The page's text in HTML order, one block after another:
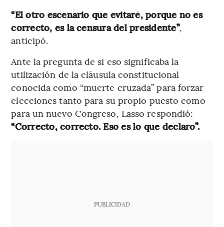
“El otro escenario que evitaré, porque no es
correcto, es la censura del presidente”,
anticipó.
Ante la pregunta de si eso significaba la
utilización de la cláusula constitucional
conocida como “muerte cruzada” para forzar
elecciones tanto para su propio puesto como
para un nuevo Congreso, Lasso respondió:
“Correcto, correcto. Eso es lo que declaro”.
PUBLICIDAD